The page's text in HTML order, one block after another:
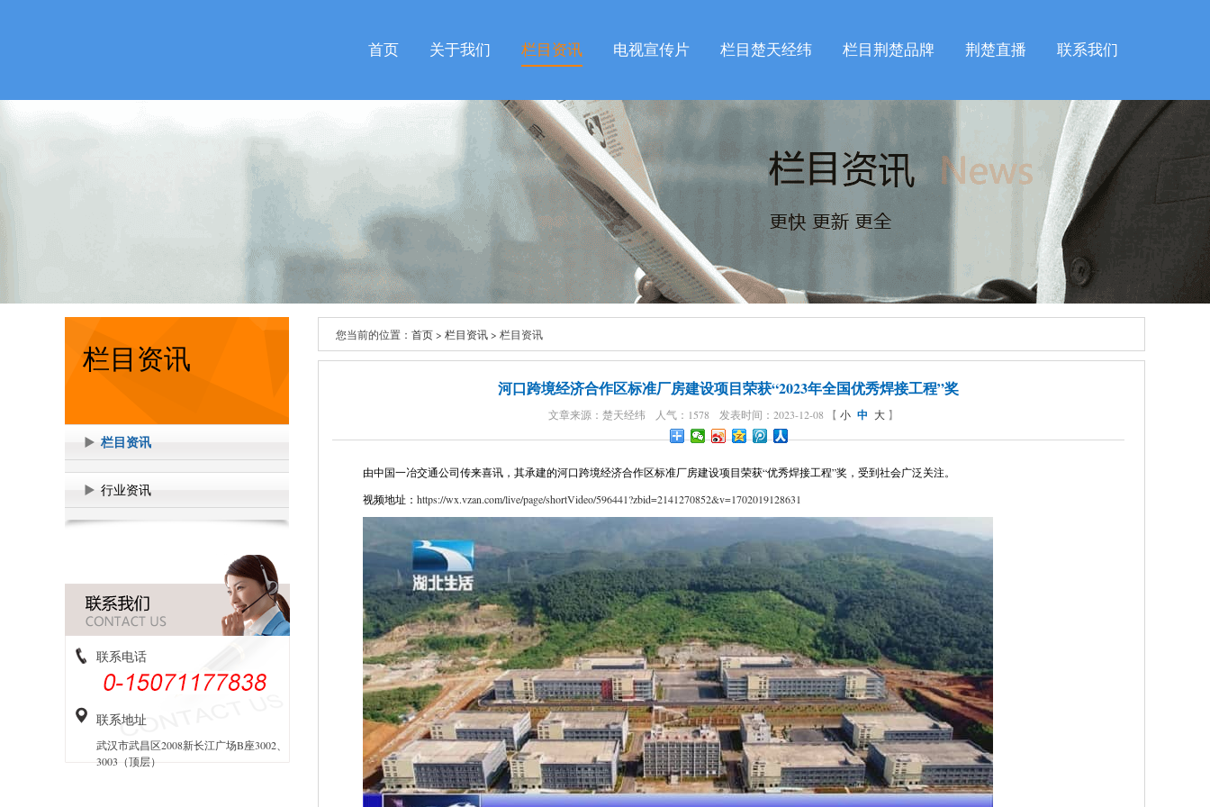
首页 关于我们 栏目资讯 电视宣传片 栏目楚天经纬 栏目荆楚品牌 荆楚直播 联系我们
栏目资讯
栏目资讯
行业资讯
联系电话
联系地址
武汉市武昌区2008新长江广场B座3002、
3003（顶层）
您当前的位置： 首页> 栏目资讯> 栏目资讯
河口跨境经济合作区标准厂房建设项目荣获“2023年全国优秀焊接工程”奖
文章来源：楚天经纬 人气：1578 发表时间：2023-12-08 【 小 中 大 】
由中国一冶交通公司传来喜讯，其承建的河口跨境经济合作区标准厂房建设项目荣获“优秀焊接工程”奖，受到社会广泛关注。
视频地址： https://wx.vzan.com/live/page/shortVideo/596441?zbid=2141270852&v=1702019128631